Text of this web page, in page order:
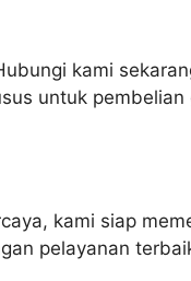
kami
untuk pembelian
kami siap
pelayanan